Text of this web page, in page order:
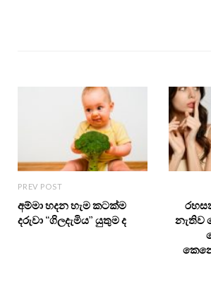
PREV POST
අම්මා හදන හැම කටක්ම
දරුවා “ගිලදැමිය” යුතුම ද
නැතිව